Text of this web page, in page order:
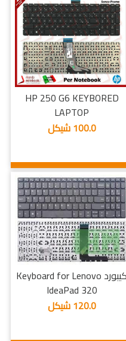
HP 250 G6 KEYBORED
LAPTOP
100.0 شيكل
كيبورد Keyboard for Lenovo
IdeaPad 320
120.0 شيكل